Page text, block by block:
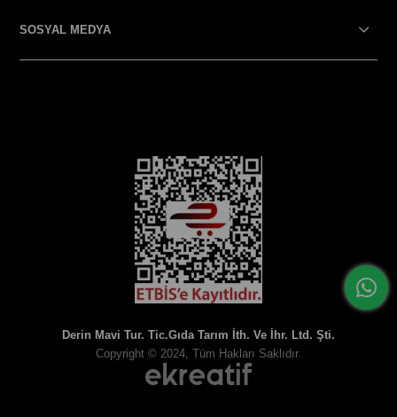
SOSYAL MEDYA
Derin Mavi Tur. Tic.Gıda Tarım İth. Ve İhr. Ltd. Şti.
Copyright © 2024, Tüm Hakları Saklıdır.